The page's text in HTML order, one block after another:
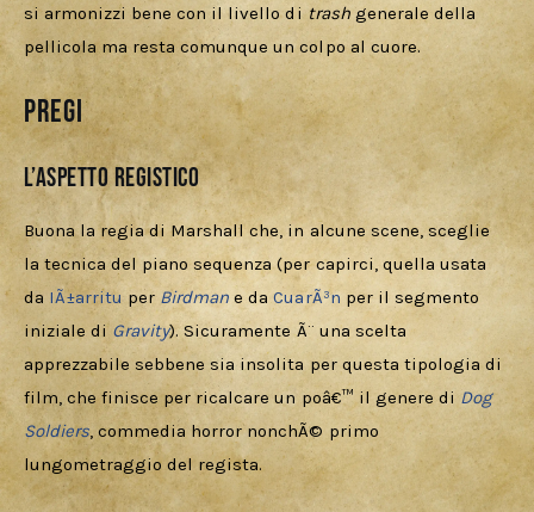
si armonizzi bene con il livello di trash generale della
pellicola ma resta comunque un colpo al cuore.
PREGI
L’aspetto registico
Buona la regia di Marshall che, in alcune scene, sceglie
la tecnica del piano sequenza (per capirci, quella usata
da IÃ±arritu per Birdman e da CuarÃ³n per il segmento
iniziale di Gravity). Sicuramente Ã¨ una scelta
apprezzabile sebbene sia insolita per questa tipologia di
film, che finisce per ricalcare un poâ€™ il genere di Dog
Soldiers, commedia horror nonchÃ© primo
lungometraggio del regista.